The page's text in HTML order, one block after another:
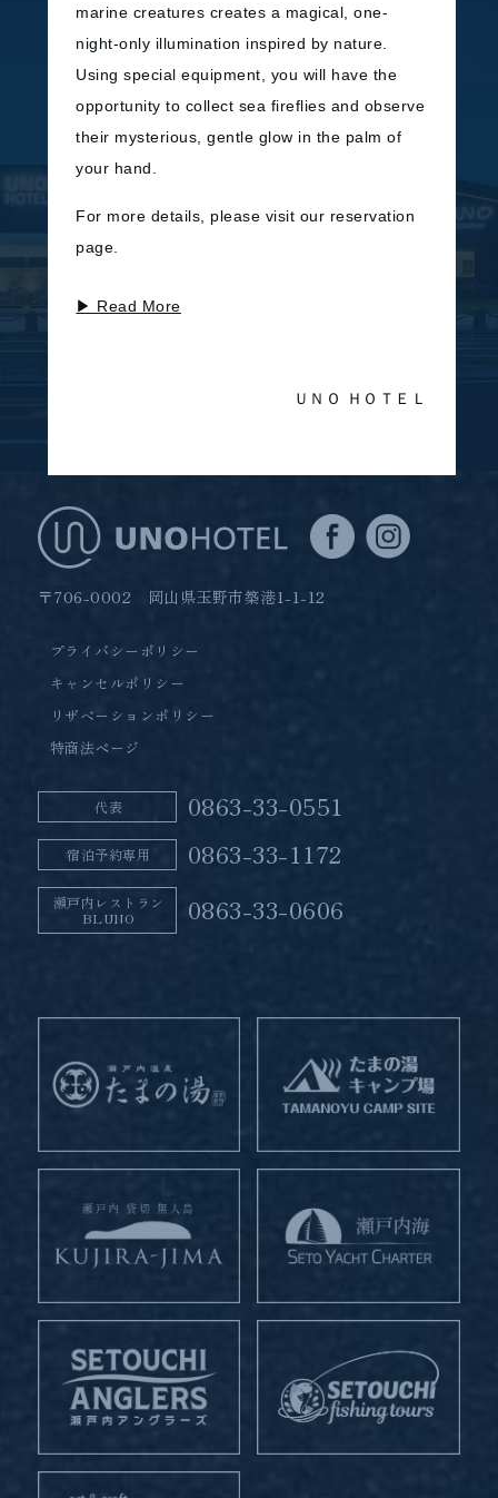
TOP
コンセプト
館内案内
交通アクセス
SDGs
オリジナル商品
客室TOP
ダブル
ツイン
プレミアムデラックス
コーナースイート
レストラン&温泉
レストランTOP
BLUNO
その他
お問い合わせ
marine creatures creates a magical, one-
night-only illumination inspired by nature.
Using special equipment, you will have the
opportunity to collect sea fireflies and observe
their mysterious, gentle glow in the palm of
your hand.
For more details, please visit our reservation
page.
▶ Read More
ＵＮＯ ＨＯＴＥＬ
〒706-0002 岡山県玉野市築港1-1-12
プライバシーポリシー
キャンセルポリシー
リザベーションポリシー
特商法ページ
代表 0863-33-0551
宿泊予約専用 0863-33-1172
瀬戸内レストラン
BLUNO
0863-33-0606